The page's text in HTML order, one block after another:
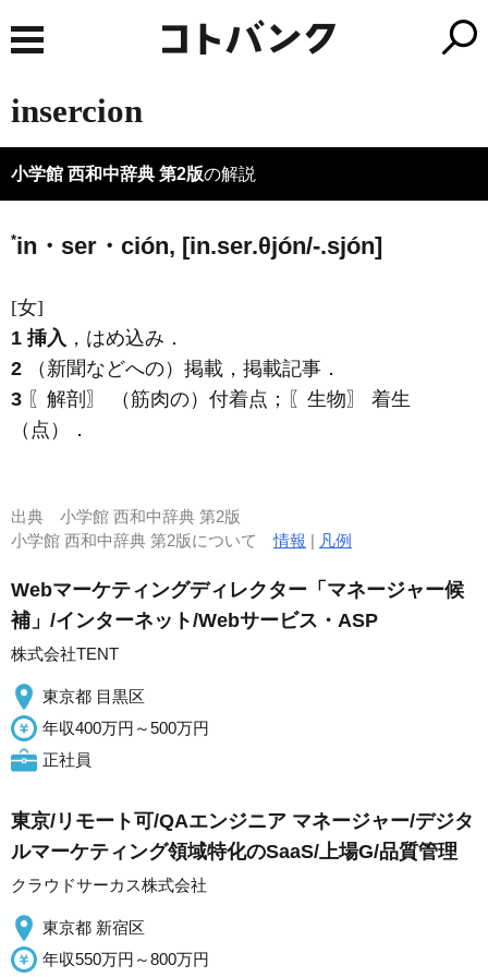
insercion
小学館 西和中辞典 第2版の解説
*in・ser・ción, [in.ser.θjón/-.sjón]
[女]
1 挿入 ，はめ込み．
2 （新聞などへの）掲載，掲載記事．
3 〖解剖〗 （筋肉の）付着点；〖生物〗 着生
（点）．
出典 小学館 西和中辞典 第2版
小学館 西和中辞典 第2版について情報 | 凡例
Webマーケティングディレクター「マネージャー候
補」/インターネット/Webサービス・ASP
株式会社TENT
東京都 目黒区
年収400万円～500万円
正社員
東京/リモート可/QAエンジニア マネージャー/デジタ
ルマーケティング領域特化のSaaS/上場G/品質管理
クラウドサーカス株式会社
東京都 新宿区
年収550万円～800万円